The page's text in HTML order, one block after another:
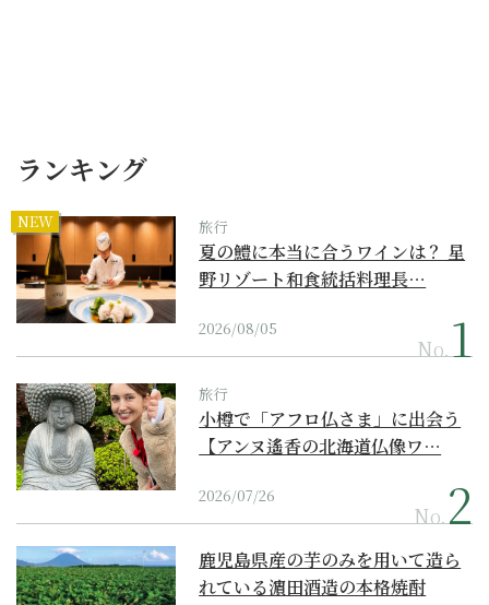
ランキング
NEW 旅行
夏の鱧に本当に合うワインは？ 星
野リゾート和食統括料理長…
2026/08/05
No.
旅行
小樽で「アフロ仏さま」に出会う
【アンヌ遙香の北海道仏像ワ…
2026/07/26
No.
鹿児島県産の芋のみを用いて造ら
れている濵田酒造の本格焼酎